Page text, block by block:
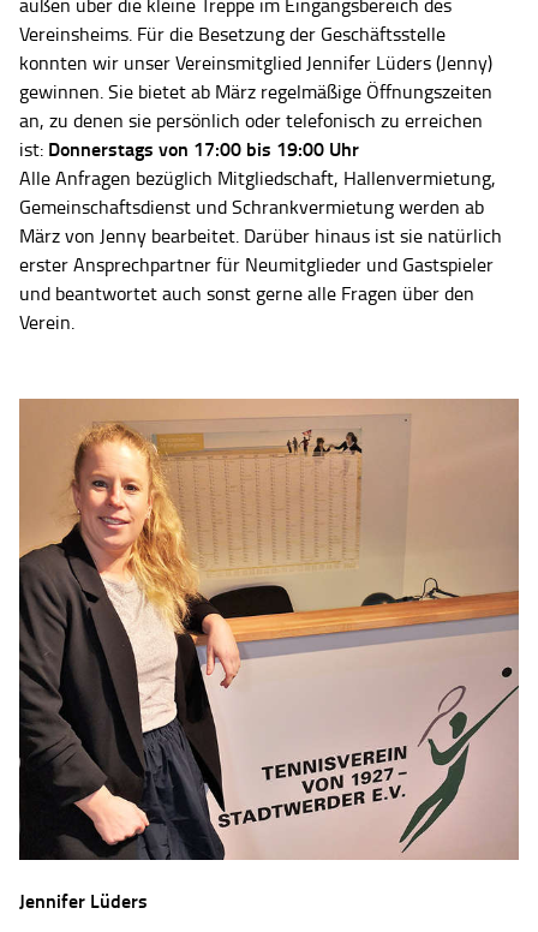
außen über die kleine Treppe im Eingangsbereich des
Vereinsheims. Für die Besetzung der Geschäftsstelle
konnten wir unser Vereinsmitglied Jennifer Lüders (Jenny)
gewinnen. Sie bietet ab März regelmäßige Öffnungszeiten
an, zu denen sie persönlich oder telefonisch zu erreichen
ist: Donnerstags von 17:00 bis 19:00 Uhr
Alle Anfragen bezüglich Mitgliedschaft, Hallenvermietung,
Gemeinschaftsdienst und Schrankvermietung werden ab
März von Jenny bearbeitet. Darüber hinaus ist sie natürlich
erster Ansprechpartner für Neumitglieder und Gastspieler
und beantwortet auch sonst gerne alle Fragen über den
Verein.
Jennifer Lüders